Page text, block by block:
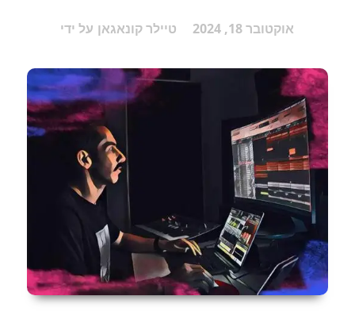
על ידי טיילר קונאגאן אוקטובר 18, 2024